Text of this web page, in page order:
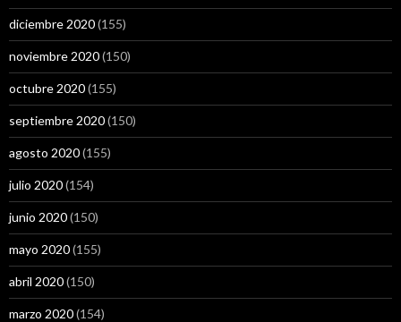
diciembre 2020(155)
noviembre 2020(150)
octubre 2020(155)
septiembre 2020(150)
agosto 2020(155)
julio 2020(154)
junio 2020(150)
mayo 2020(155)
abril 2020(150)
marzo 2020(154)